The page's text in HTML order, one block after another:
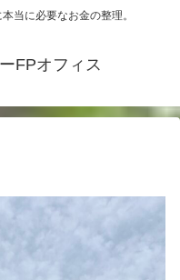
当に必要なお金の整理。
FPオフィス